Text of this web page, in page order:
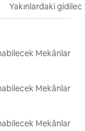
Yakınlardaki
Mekânlar
Mekânlar
Mekânlar